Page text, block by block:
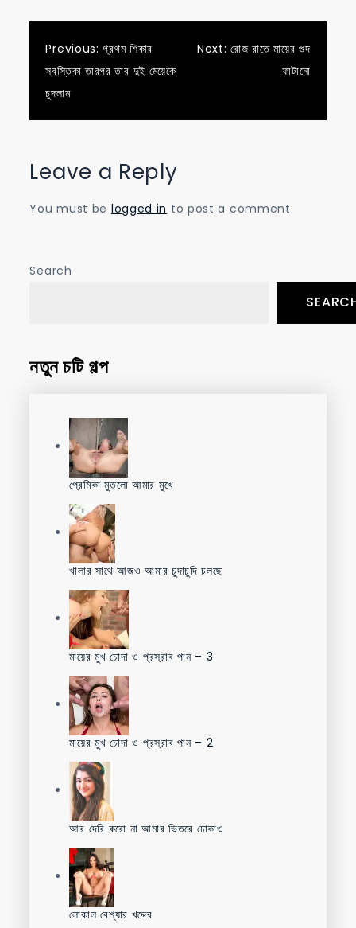
Post
navigation
Previous: প্রথম শিকার
স্বস্তিকা তারপর তার দুই মেয়েকে
চুদলাম
Next: রোজ রাতে মায়ের গুদ
ফাটানো
Leave a Reply
You must be logged in to post a comment.
Search
নতুন চটি গল্প
প্রেমিকা মুতলো আমার মুখে
খালার সাথে আজও আমার চুদাচুদি চলছে
মায়ের মুখ চোদা ও প্রস্রাব পান – 3
মায়ের মুখ চোদা ও প্রস্রাব পান – 2
আর দেরি করো না আমার ভিতরে ঢোকাও
লোকাল বেশ্যার খদ্দের